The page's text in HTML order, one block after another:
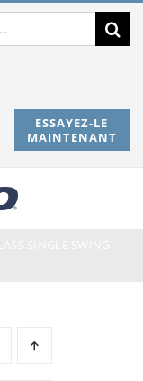
ESSAYEZ-LE
MAINTENANT